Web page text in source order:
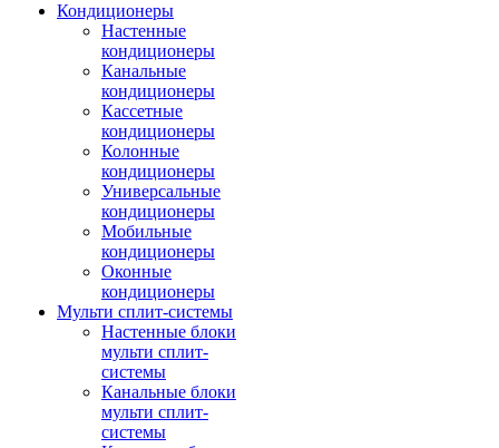
Кондиционеры
Настенные
кондиционеры
Канальные
кондиционеры
Кассетные
кондиционеры
Колонные
кондиционеры
Универсальные
кондиционеры
Мобильные
кондиционеры
Оконные
кондиционеры
Мульти сплит-системы
Настенные блоки
мульти сплит-
системы
Канальные блоки
мульти сплит-
системы